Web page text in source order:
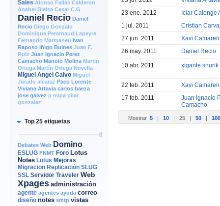
Sales Alonso Fallas Calderon
Anabel Bielsa Cesar C.G
Daniel Recio Daniel
Recio Diego Gonzalo
Dominique Perarnaud Lapeyre
Fernando Marmaneu Ivan
Raposo Iñigo Bulnes Juan F.
Ruiz Juan Ignacio Perez
Camacho Manolo Molina Martin
Ortega Martín Ortega Novella
Miguel Angel Calvo Miguel
Jurado alcaraz Paco Lorente
Viviana Artavia carlos baeza
jose galvez p mipa pilar
gonzalez
Top 25 etiquetas
Debates Web Domino
ESLUG FNMT Foro Lotus
Notes Lotus Mejoras
Migracion Replicación SLUG
SSL Servidor Traveler Web
Xpages administración
agente agentes ayuda correo
diseño notes smtp vistas
23 ene. 2012
Iciar Calonge
1 jul. 2011
Cristian
27 jun. 2011
Xavi
26 may. 2011
Daniel Recio
10 abr. 2011 xigante shurik
22 feb. 2011
Xavi
17 feb. 2011
Juan Ignacio
Camacho
Mostrar 5 | 10 | 25 | 50 |